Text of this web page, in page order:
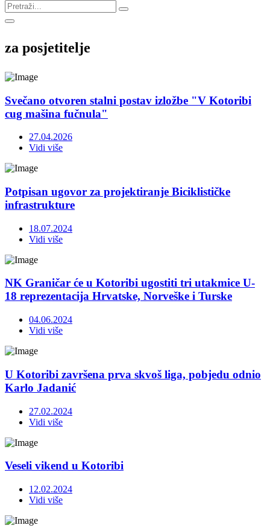
za posjetitelje
Svečano otvoren stalni postav izložbe "V Kotoribi
cug mašina fučnula"
27.04.2026
Vidi više
Potpisan ugovor za projektiranje Biciklističke
infrastrukture
18.07.2024
Vidi više
NK Graničar će u Kotoribi ugostiti tri utakmice U-
18 reprezentacija Hrvatske, Norveške i Turske
04.06.2024
Vidi više
U Kotoribi završena prva skvoš liga, pobjedu odnio
Karlo Jadanić
27.02.2024
Vidi više
Veseli vikend u Kotoribi
12.02.2024
Vidi više